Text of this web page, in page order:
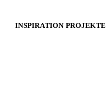
INSPIRATION PROJEKTE